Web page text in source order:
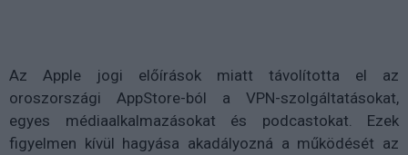
Az Apple jogi előírások miatt távolította el az
oroszországi AppStore-ból a VPN-szolgáltatásokat,
egyes médiaalkalmazásokat és podcastokat. Ezek
figyelmen kívül hagyása akadályozná a működését az